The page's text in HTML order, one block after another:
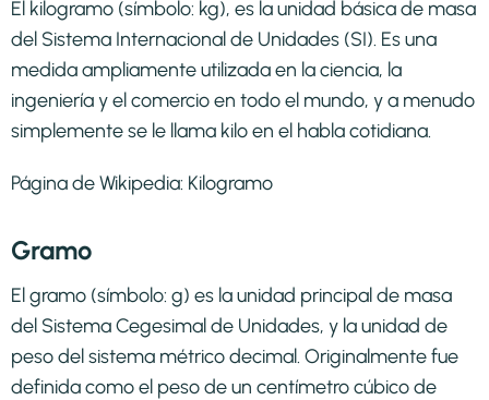
El kilogramo​ (símbolo: kg),​ es la unidad básica de masa
del Sistema Internacional de Unidades (SI). Es una
medida ampliamente utilizada en la ciencia, la
ingeniería y el comercio en todo el mundo, y a menudo
simplemente se le llama kilo en el habla cotidiana.
Página de Wikipedia: Kilogramo
Gramo
El gramo (símbolo: g) es la unidad principal de masa
del Sistema Cegesimal de Unidades, y la unidad de
peso del sistema métrico decimal. Originalmente fue
definida como el peso de un centímetro cúbico de